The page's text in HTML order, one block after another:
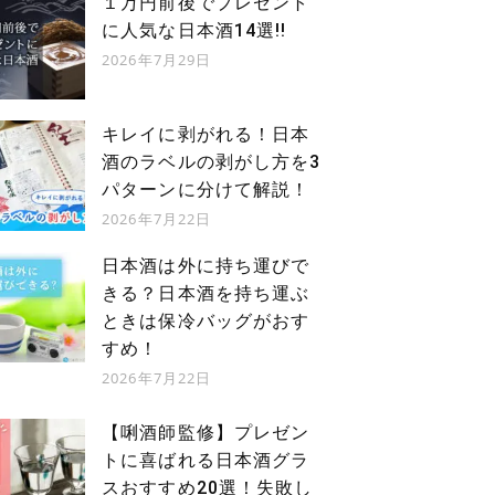
に人気な日本酒14選!!
2026年7月29日
キレイに剥がれる！日本
酒のラベルの剥がし方を3
パターンに分けて解説！
2026年7月22日
日本酒は外に持ち運びで
きる？日本酒を持ち運ぶ
ときは保冷バッグがおす
すめ！
2026年7月22日
【唎酒師監修】プレゼン
トに喜ばれる日本酒グラ
スおすすめ20選！失敗し